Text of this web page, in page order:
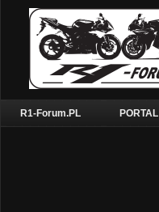
R1-Forum.PL PORTAL